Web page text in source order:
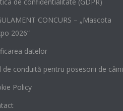
de confidentialitate (GDPR)
CONCURS – „Mascota
2026”
datelor
de conduită pentru posesorii de câini
Policy